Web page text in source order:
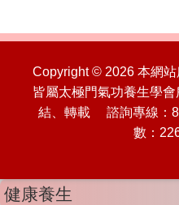
Copyright © 2026 本網
皆屬太極門氣功養生學
結、轉載 諮詢專線：
數：
健康養生